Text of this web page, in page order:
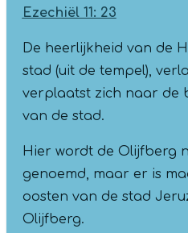
Ezechiël 11: 23
De heerlijkheid van de
stad (uit de tempel),
verplaatst zich naar de
van de stad.
Hier wordt de Olijfberg
genoemd, maar er is
oosten van de stad
Olijfberg.